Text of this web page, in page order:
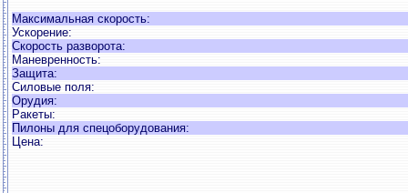
Максимальная скорость:
Ускорение:
Скорость разворота:
Маневренность:
Защита:
Силовые поля:
Орудия:
Ракеты:
Пилоны для спецоборудования:
Цена: